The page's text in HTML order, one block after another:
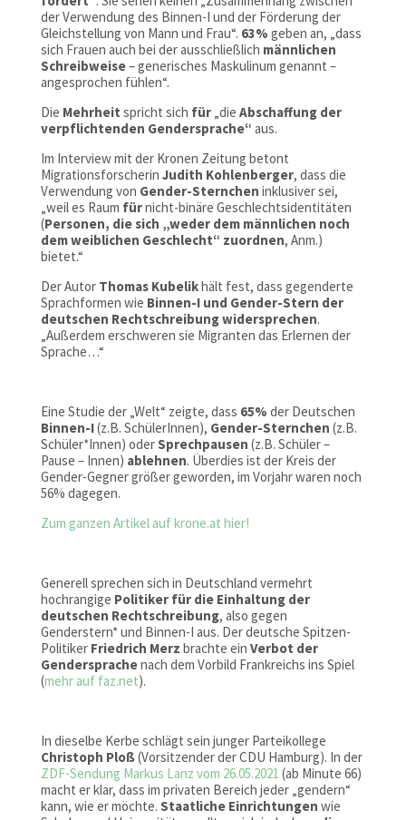
der Verwendung des Binnen-I und der Förderung der
Gleichstellung von Mann und Frau“. 63% geben an, „dass
sich Frauen auch bei der ausschließlich männlichen
Schreibweise– generisches Maskulinum genannt –
angesprochen fühlen“.
Die Mehrheit spricht sich für „die Abschaffung der
verpflichtenden Gendersprache“ aus.
Im Interview mit der Kronen Zeitung betont
Migrationsforscherin Judith Kohlenberger, dass die
Verwendung von Gender-Sternchen inklusiver sei,
„weil es Raum fürnicht-binäre Geschlechtsidentitäten
(Personen, die sich „weder dem männlichen noch
dem weiblichen Geschlecht“ zuordnen, Anm.)
bietet.“
Der Autor Thomas Kubelikhält fest, dass gegenderte
Sprachformen wie Binnen-I und Gender-Stern der
deutschen Rechtschreibung widersprechen.
„Außerdem erschweren sie Migranten das Erlernen der
Sprache…“
Eine Studie der „Welt“ zeigte, dass 65% der Deutschen
Binnen-I(z.B. SchülerInnen), Gender-Sternchen (z.B.
Schüler*Innen) oderSprechpausen (z.B. Schüler –
Pause – Innen) ablehnen. Überdies ist der Kreis der
Gender-Gegner größer geworden, im Vorjahr waren noch
56% dagegen.
Zum ganzen Artikel auf krone.at hier!
Generell sprechen sich in Deutschland vermehrt
hochrangige Politiker für die Einhaltung der
deutschen Rechtschreibung, also gegen
Genderstern* und Binnen-I aus. Der deutsche Spitzen-
PolitikerFriedrich Merz brachte ein Verbot der
Gendersprachenach dem Vorbild Frankreichs ins Spiel
(mehr auf faz.net).
In dieselbe Kerbe schlägt sein junger Parteikollege
Christoph Ploß(Vorsitzender der CDU Hamburg). In der
ZDF-Sendung Markus Lanz vom 26.05.2021 (ab Minute 66)
macht er klar, dass im privaten Bereich jeder „gendern“
kann, wie er möchte. Staatliche Einrichtungen wie